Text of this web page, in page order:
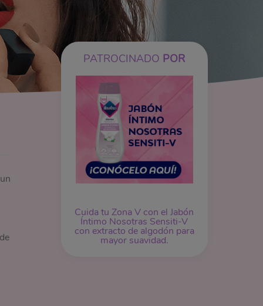
PATROCINADO POR
Cuida tu Zona V con el Jabón
Íntimo Nosotras Sensiti-V
con extracto de algodón para
mayor suavidad.